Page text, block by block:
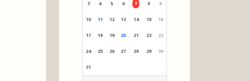
3 4 5 6 7 8 9
10 11 12 13 14 15 16
17 18 19 20 21 22 23
24 25 26 27 28 29 30
31